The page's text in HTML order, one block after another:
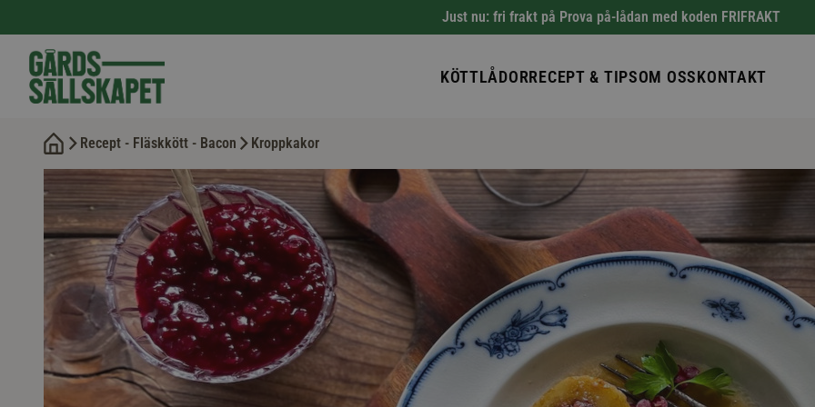
Just nu: fri frakt på Prova på-lådan med koden FRIFRAKT
KÖTTLÅDORRECEPT & TIPSOM OSSKONTAKT
Recept - Fläskkött - Bacon Kroppkakor